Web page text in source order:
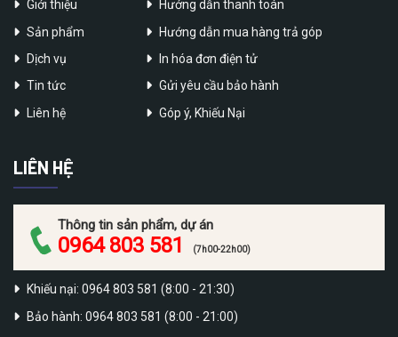
Giới thiệu
Sản phẩm
Dịch vụ
Tin tức
Liên hệ
Hướng dẫn thanh toán
Hướng dẫn mua hàng trả góp
In hóa đơn điện tử
Gửi yêu cầu bảo hành
Góp ý, Khiếu Nại
LIÊN HỆ
Thông tin sản phẩm, dự án
0964 803 581 (7h00-22h00)
Khiếu nại: 0964 803 581 (8:00 - 21:30)
Bảo hành: 0964 803 581 (8:00 - 21:00)